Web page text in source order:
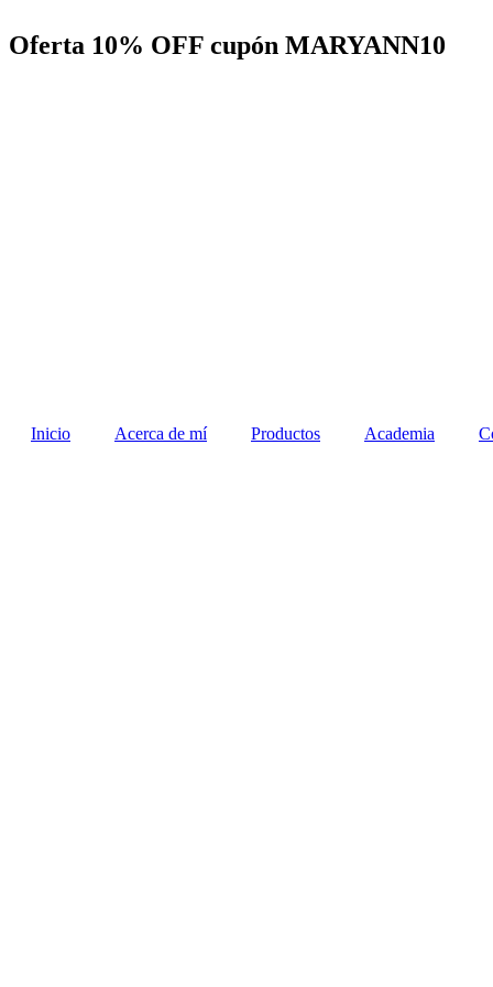
al
contenido
Oferta 10% OFF cupón MARYANN10
Inicio Acerca de mí Productos Academia